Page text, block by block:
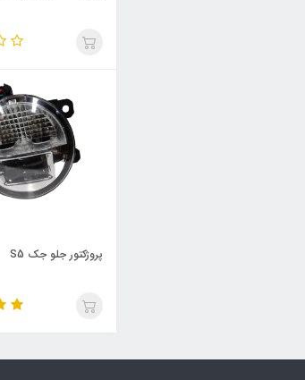
پروژکتور جلو جک S5